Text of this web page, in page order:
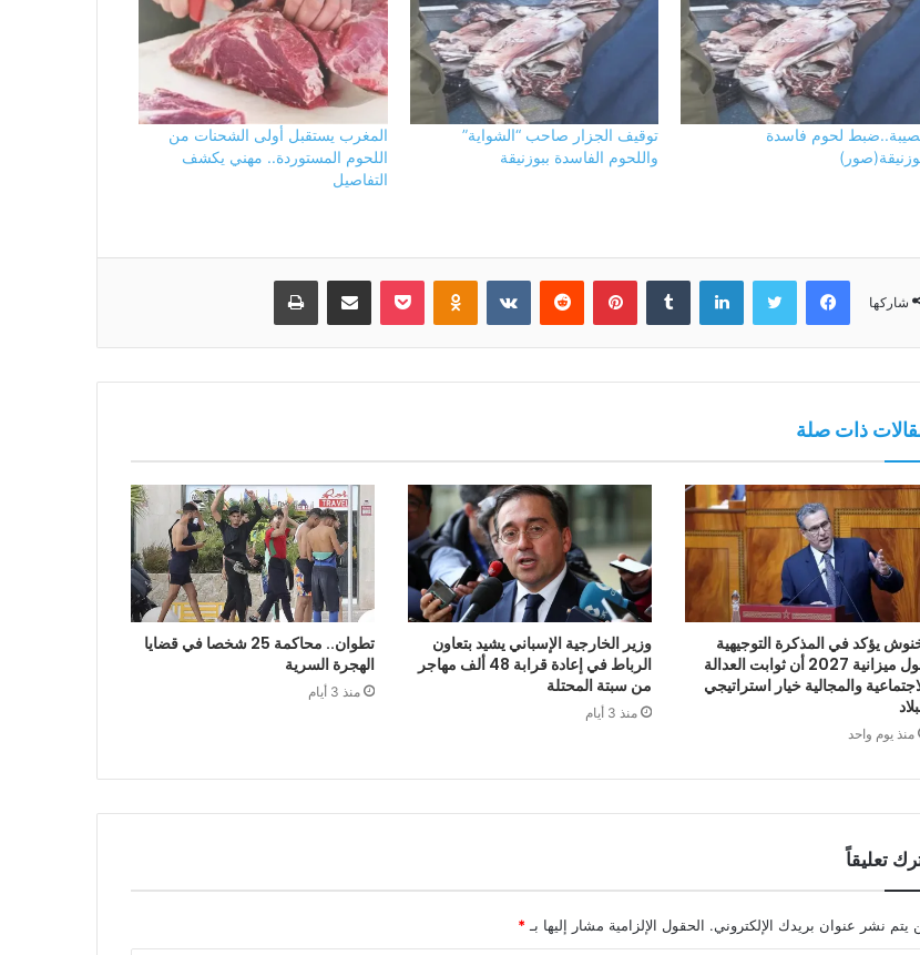
لحوم فاسدة
توقيف الجزار صاحب “الشواية”
واللحوم الفاسدة ببوزنيقة
المغرب يستقبل أولى الشحنات من
اللحوم المستوردة.. مهني يكشف
التفاصيل
شاركها
فيسبوك تويتر لينكدإن بينتيريست Odnoklassniki
بوكيت مشاركة عبر البريد طباعة
ذات صلة
يؤكد في المذكرة التوجيهية
حول ميزانية 2027 أن ثوابت العدالة
والمجالية خيار استراتيجي
منذ يوم واحد
وزير الخارجية الإسباني يشيد بتعاون
الرباط في إعادة قرابة 48 ألف مهاجر
من سبتة المحتلة
منذ 3 أيام
تطوان.. محاكمة 25 شخصا في قضايا
الهجرة السرية
منذ 3 أيام
تعليقاً
يتم نشر عنوان بريدك الإلكتروني. الحقول الإلزامية مشار إليها بـ*